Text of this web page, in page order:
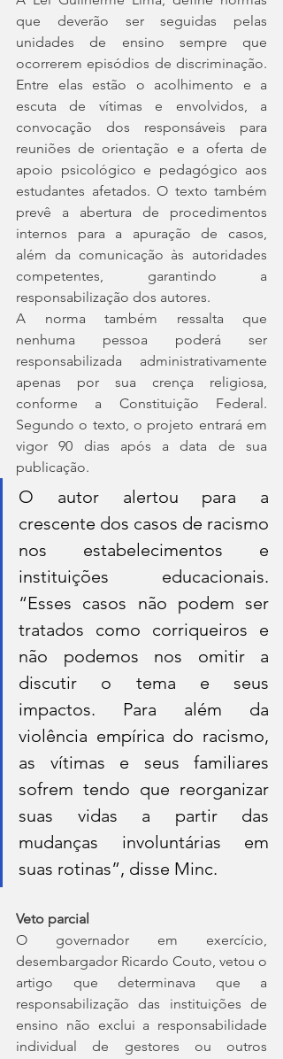
que deverão ser seguidas pelas
unidades de ensino sempre que
ocorrerem episódios de discriminação.
Entre elas estão o acolhimento e a
escuta de vítimas e envolvidos, a
convocação dos responsáveis para
reuniões de orientação e a oferta de
apoio psicológico e pedagógico aos
estudantes afetados. O texto também
prevê a abertura de procedimentos
internos para a apuração de casos,
além da comunicação às autoridades
competentes, garantindo a
responsabilização dos autores.
A norma também ressalta que
nenhuma pessoa poderá ser
responsabilizada administrativamente
apenas por sua crença religiosa,
conforme a Constituição Federal.
Segundo o texto, o projeto entrará em
vigor 90 dias após a data de sua
publicação.
O autor alertou para a
crescente dos casos de racismo
nos estabelecimentos e
instituições educacionais.
“Esses casos não podem ser
tratados como corriqueiros e
não podemos nos omitir a
discutir o tema e seus
impactos. Para além da
violência empírica do racismo,
as vítimas e seus familiares
sofrem tendo que reorganizar
suas vidas a partir das
mudanças involuntárias em
suas rotinas”, disse Minc.
Veto parcial
O governador em exercício,
desembargador Ricardo Couto, vetou o
artigo que determinava que a
responsabilização das instituições de
ensino não exclui a responsabilidade
individual de gestores ou outros